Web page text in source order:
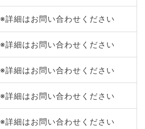
※詳細はお問い合わせください
※詳細はお問い合わせください
※詳細はお問い合わせください
※詳細はお問い合わせください
※詳細はお問い合わせください